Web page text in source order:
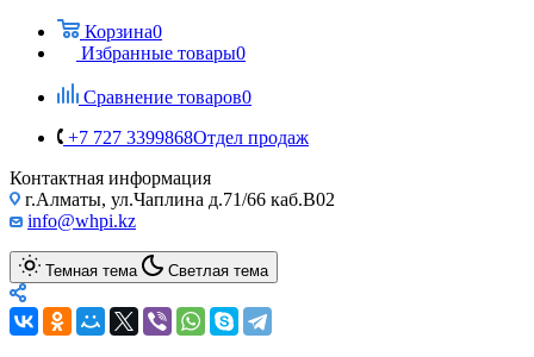
Корзина0
Избранные товары0
Сравнение товаров0
+7 727 3399868Отдел продаж
Контактная информация
г.Алматы, ул.Чаплина д.71/66 каб.B02
info@whpi.kz
Темная тема Светлая тема